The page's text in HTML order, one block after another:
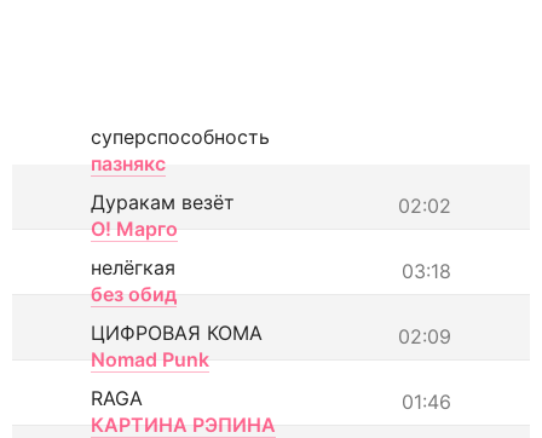
суперспособность
пазнякс
02:02
Дуракам везёт
О! Марго
03:18
нелёгкая
без обид
02:09
ЦИФРОВАЯ КОМА
Nomad Punk
01:46
RAGA
КАРТИНА РЭПИНА